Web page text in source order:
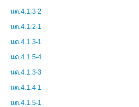
นต.4.1.3-2
นต.4.1.2-1
นต.4.1.3-1
นต.4.1.5-4
นต.4.1.3-3
นต.4.1.4-1
นต.4.1.5-1